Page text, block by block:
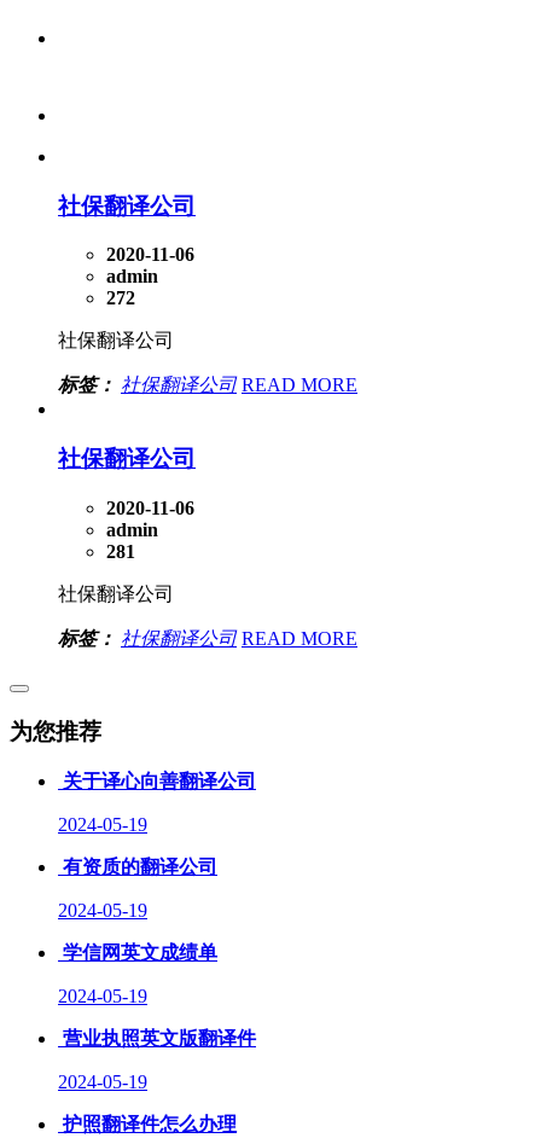
社保翻译公司
2020-11-06
admin
272
社保翻译公司
标签： 社保翻译公司 READ MORE
社保翻译公司
2020-11-06
admin
281
社保翻译公司
标签： 社保翻译公司 READ MORE
为您推荐
关于译心向善翻译公司
2024-05-19
有资质的翻译公司
2024-05-19
学信网英文成绩单
2024-05-19
营业执照英文版翻译件
2024-05-19
护照翻译件怎么办理